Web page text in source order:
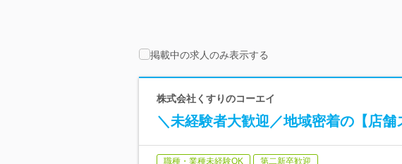
掲載中の求人のみ表示する
株式会社くすりのコーエイ
＼未経験者大歓迎／地域密着の【店
職種・業種未経験OK 第二新卒歓迎